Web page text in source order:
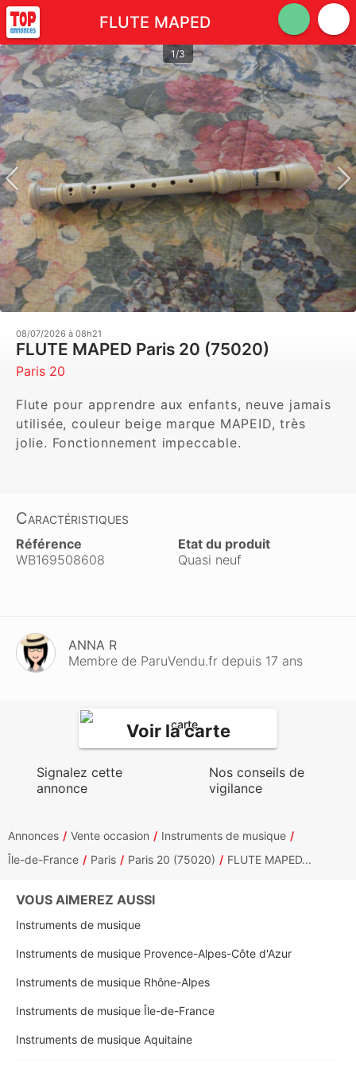
FLUTE MAPED
1/3
08/07/2026 à 08h21
FLUTE MAPED Paris 20 (75020)
Paris 20
Flute pour apprendre aux enfants, neuve jamais
utilisée, couleur beige marque MAPEID, très
jolie. Fonctionnement impeccable.
Caractéristiques
Référence
WB169508608
Etat du produit
Quasi neuf
ANNA R
Membre de ParuVendu.fr depuis 17 ans
Voir la carte
Signalez cette
annonce
Nos conseils de
vigilance
Annonces Vente occasion
Instruments de musique
Île-de-France
Paris Paris 20 (75020) FLUTE MAPED...
VOUS AIMEREZ AUSSI
Instruments de musique
Instruments de musique Provence-Alpes-Côte d'Azur
Instruments de musique Rhône-Alpes
Instruments de musique Île-de-France
Instruments de musique Aquitaine